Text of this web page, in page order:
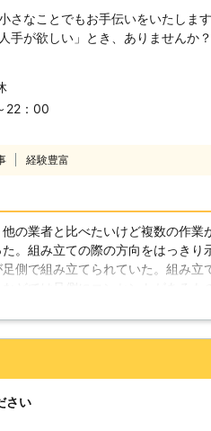
さなことでもお手伝いをいたしま
手が欲しい」とき、ありませんか
暮らしの家具移動、テレビや電気
て掃除や家のことが手に負えない
ひシンユウをお頼りください。 弊
さなことでも、少し困難なことで
に組み立てます！一人暮らしなど
ぜひシンユウをご利用ください。
雑そうな組み立てもご遠慮なく、
験豊富なスタッフがあっという間
ットのお散歩などのちょっとしたお
などにもご対応しています。 ご遠
22：00
経験豊富
の業者と比べたいけど複数の作業
。組み立ての際の方向をはっきり
側で組み立てられていた。組み立
どでは足側にコンセントがあるも
写真を見てクレームを入れるも、
5000円返す」と言うので、翌日組
た。その後の解体物の置き逃げ
込みで作業をしている事が多い印
って逆に説教をしたけど疲れまし
末を全部書き記して、見積書と請
さい